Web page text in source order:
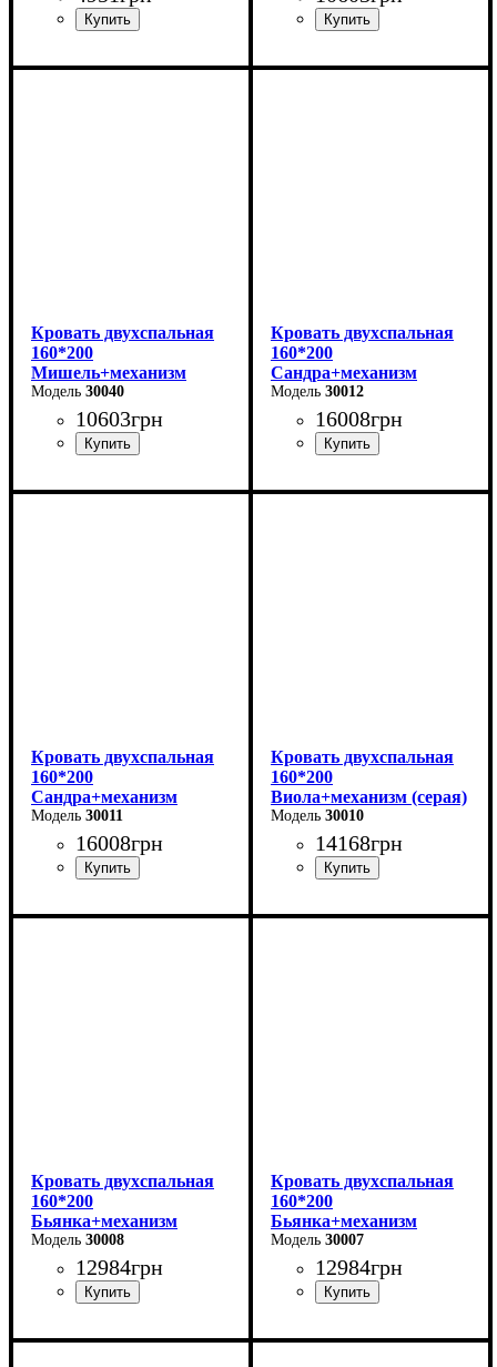
Ширина-203,2 см
Ширина: 166 см
Кровать двухспальная
160*200
Мишель+механизм
(серая)30040
10603грн
Ширина: 166 см
Кровать двухспальная
160*200
Сандра+механизм
(серая)30012
16008грн
Ширина: 170 см
Кровать двухспальная
160*200
Сандра+механизм
(бежевая)
30011
16008грн
Ширина: 170 см
Кровать двухспальная
160*200
Виола+механизм (серая)
30010
14168грн
Ширина: 170 см
Кровать двухспальная
160*200
Бьянка+механизм
(светло-серая)
30008
12984грн
Ширина: 170 см
Кровать двухспальная
160*200
Бьянка+механизм
(бежевая)
30007
12984грн
Ширина: 170 см